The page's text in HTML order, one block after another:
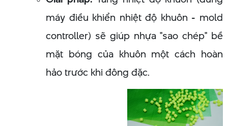
máy điều khiển nhiệt độ khuôn - mold
controller) sẽ giúp nhựa "sao chép" bề
mặt bóng của khuôn một cách hoàn
hảo trước khi đông đặc.